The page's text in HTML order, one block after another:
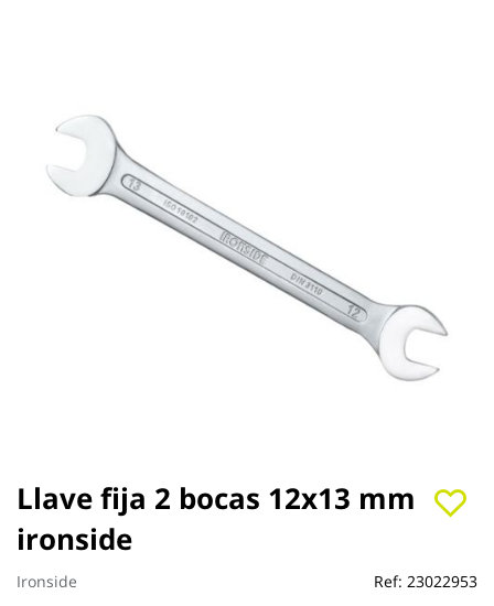
Llave fija 2 bocas 12x13 mm
ironside
Ironside Ref: 23022953
galería
imágenes
Saltar
al
comienzo
de
la